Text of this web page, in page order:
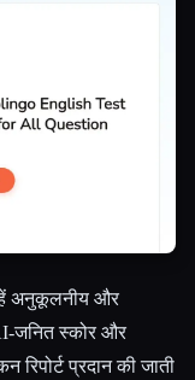
अनुकूलनीय और
जनित स्कोर और
प्रदान की जाती